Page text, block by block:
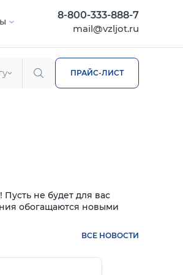
8-800-333-888-7
mail@vzljot.ru
ПРАЙС-ЛИСТ
не будет для вас
обогащаются новыми
Подробнее
ВСЕ НОВОСТИ